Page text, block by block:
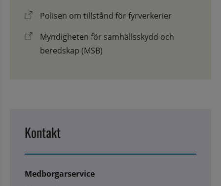
Polisen om tillstånd för fyrverkerier
Myndigheten för samhällsskydd och
beredskap (MSB)
Kontakt
Medborgarservice